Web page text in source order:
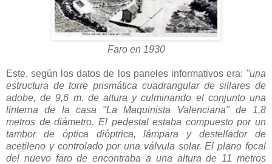
Faro en 1930
Este, según los datos de los paneles informativos era: "una
estructura de torre prismática cuadrangular de sillares de
adobe, de 9,6 m. de altura y culminando el conjunto una
linterna de la casa "La Maquinista Valenciana" de 1,8
metros de diámetro. El pedestal estaba compuesto por un
tambor de óptica dióptrica, lámpara y destellador de
acetileno y controlado por una válvula solar. El plano focal
del nuevo faro de encontraba a una altura de 11 metros